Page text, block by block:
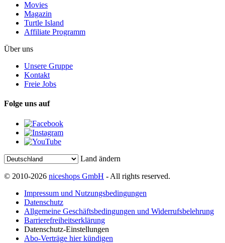
Movies
Magazin
Turtle Island
Affiliate Programm
Über uns
Unsere Gruppe
Kontakt
Freie Jobs
Folge uns auf
Land ändern
© 2010-2026 niceshops GmbH - All rights reserved.
Impressum und Nutzungsbedingungen
Datenschutz
Allgemeine Geschäftsbedingungen und Widerrufsbelehrung
Barrierefreiheitserklärung
Datenschutz-Einstellungen
Abo-Verträge hier kündigen